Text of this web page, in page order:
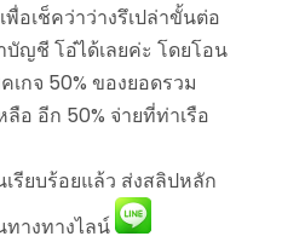
พื่อเช็คว่าว่างรึเปล่าขั้นต่อ
บัญชี โอ๋ได้เลยค่ะ โดยโอน
เกจ 50% ของยอดรวม
อ อีก 50% จ่ายที่ท่าเรือ
เรียบร้อยแล้ว ส่งสลิปหลัก
ทางทางไลน์